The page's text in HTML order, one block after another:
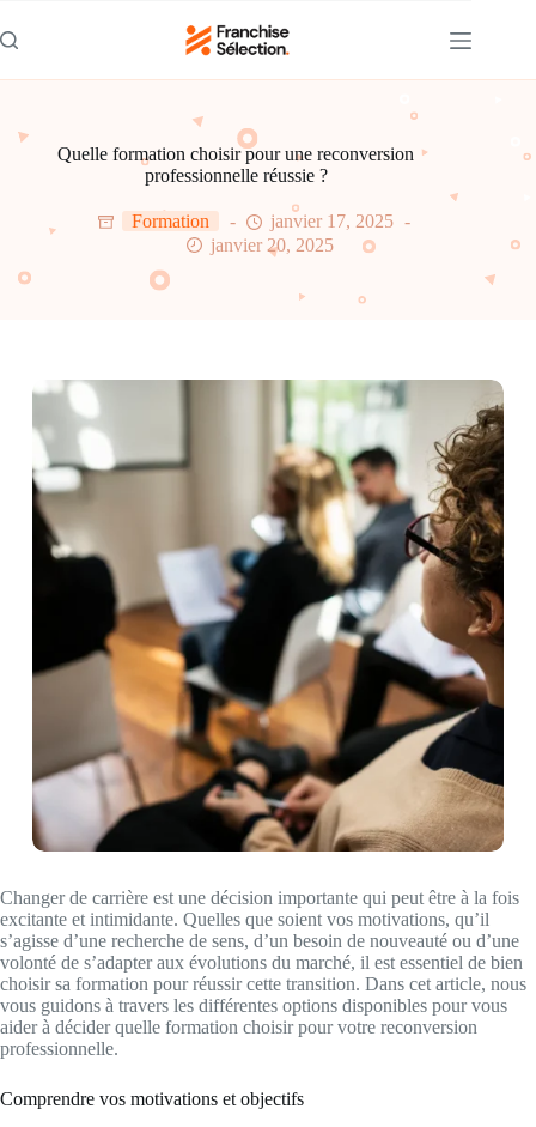
au
contenu
Quelle formation choisir pour une reconversion
professionnelle réussie ?
Formation
janvier 17, 2025
janvier 20, 2025
Changer de carrière est une décision importante qui peut être à la fois
excitante et intimidante. Quelles que soient vos motivations, qu’il
s’agisse d’une recherche de sens, d’un besoin de nouveauté ou d’une
volonté de s’adapter aux évolutions du marché, il est essentiel de bien
choisir sa formation pour réussir cette transition. Dans cet article, nous
vous guidons à travers les différentes options disponibles pour vous
aider à décider quelle formation choisir pour votre reconversion
professionnelle.
Comprendre vos motivations et objectifs